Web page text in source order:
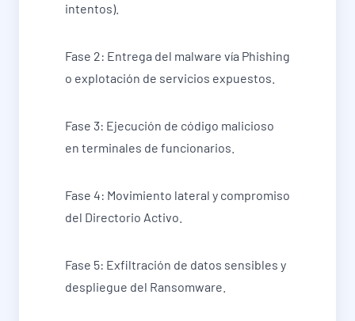
intentos).
Fase 2: Entrega del malware vía Phishing
o explotación de servicios expuestos.
Fase 3: Ejecución de código malicioso
en terminales de funcionarios.
Fase 4: Movimiento lateral y compromiso
del Directorio Activo.
Fase 5: Exfiltración de datos sensibles y
despliegue del Ransomware.